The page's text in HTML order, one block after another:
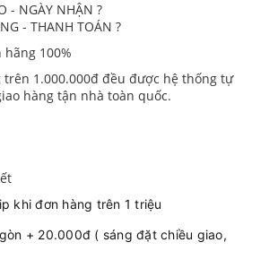
- NGÀY NHẬN ?
- THANH TOÁN ?
100%
trên 1.000.000đ đều được hệ thống tự
hàng tận nhà toàn quốc.
khi đơn hàng trên 1 triệu
+ 20.000đ ( sáng đặt chiều giao,